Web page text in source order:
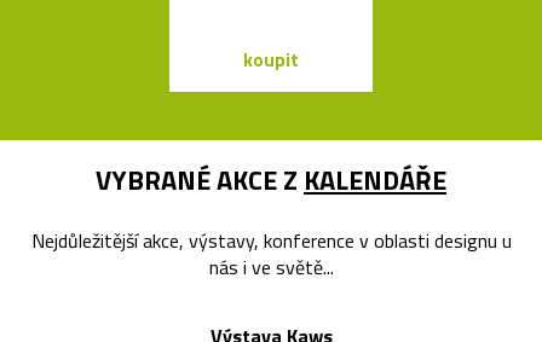
koupit
VYBRANÉ AKCE Z KALENDÁŘE
Nejdůležitější akce, výstavy, konference v oblasti designu u
nás i ve světě...
Výstava Kaws